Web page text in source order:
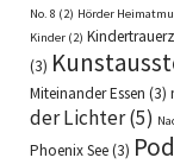
No. 8 (2) Hörder
Kinder (2)
(3)
Miteinander Essen (3)
der Lichter(5)
Phoenix See(3)